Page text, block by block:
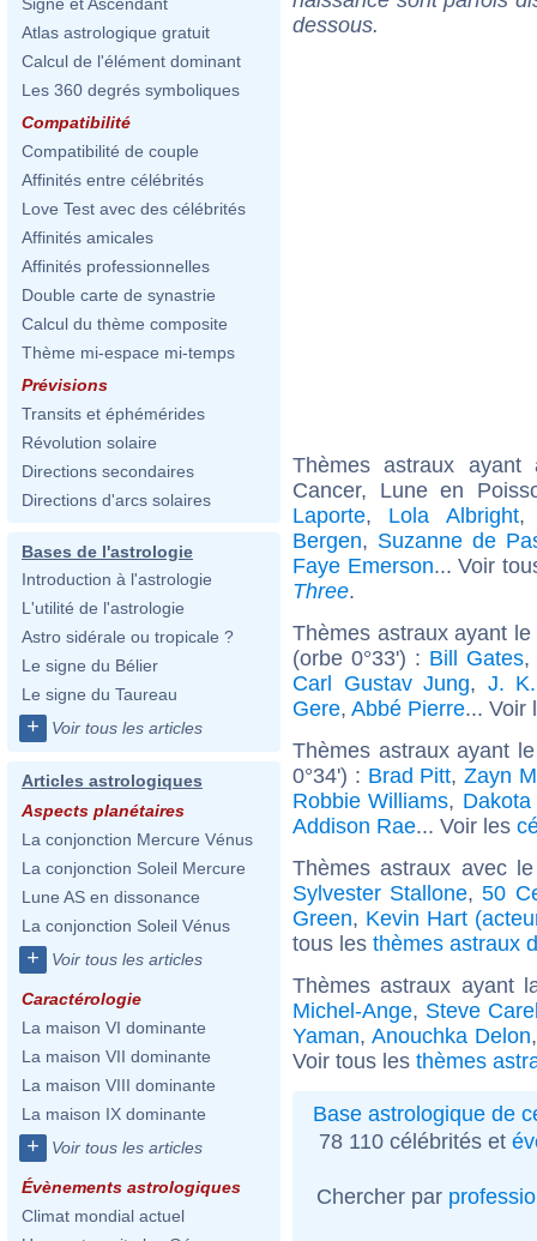
Atlas astrologique gratuit
Calcul de l'élément dominant
Les 360 degrés symboliques
Compatibilité
Compatibilité de couple
Affinités entre célébrités
Love Test avec des célébrités
Affinités amicales
Affinités professionnelles
Double carte de synastrie
Calcul du thème composite
Thème mi-espace mi-temps
Prévisions
Transits et éphémérides
Révolution solaire
Directions secondaires
Directions d'arcs solaires
Bases de l'astrologie
Introduction à l'astrologie
L'utilité de l'astrologie
Astro sidérale ou tropicale ?
Le signe du Bélier
Le signe du Taureau
+ Voir tous les articles
Articles astrologiques
Aspects planétaires
La conjonction Mercure Vénus
La conjonction Soleil Mercure
Lune AS en dissonance
La conjonction Soleil Vénus
+ Voir tous les articles
Caractérologie
La maison VI dominante
La maison VII dominante
La maison VIII dominante
La maison IX dominante
+ Voir tous les articles
Évènements astrologiques
Climat mondial actuel
dessous.
Thèmes astraux
Cancer, Lune en
Laporte, Lola Albright
Bergen, Suzanne de
Faye Emerson... Voir
Three.
Thèmes astraux ayant
(orbe 0°33') : Bill Gates,
Carl Gustav Jung, J.
Gere, Abbé Pierre... Voir
Thèmes astraux ayant
0°34') : Brad Pitt,Zayn
Robbie Williams,
Addison Rae... Voir les
Thèmes astraux avec
Sylvester Stallone,50
Green, Kevin Hart
tous les thèmes astraux
Thèmes astraux ayant
Michel-Ange, Steve
Yaman, Anouchka Delon
Voir tous les thèmes
Base astrologique de
78 110 célébrités et
Chercher par